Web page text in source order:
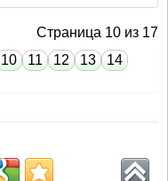
Страница 10 из 17
10 11 12 13
14